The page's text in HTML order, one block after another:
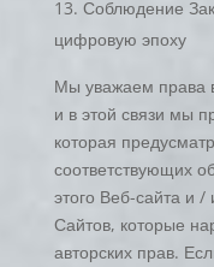
Соблюдение
цифровую эпоху
Мы уважаем права
и в этой связи мы
которая
соответствующих
этого Веб-сайта и
Сайтов, которые
авторских прав.